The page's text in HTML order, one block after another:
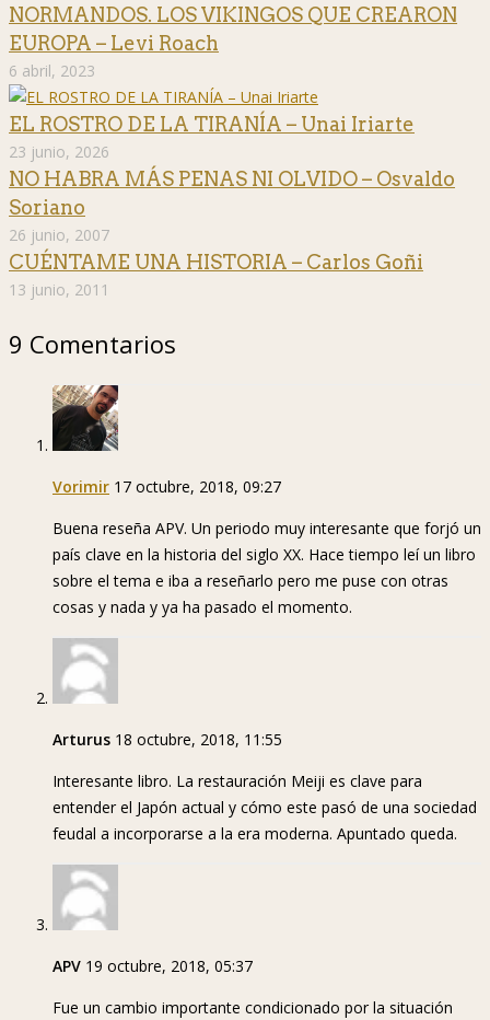
NORMANDOS. LOS VIKINGOS QUE CREARON
EUROPA – Levi Roach
6 abril, 2023
EL ROSTRO DE LA TIRANÍA – Unai Iriarte
23 junio, 2026
NO HABRA MÁS PENAS NI OLVIDO – Osvaldo
Soriano
26 junio, 2007
CUÉNTAME UNA HISTORIA – Carlos Goñi
13 junio, 2011
9 Comentarios
Vorimir 17 octubre, 2018, 09:27
Buena reseña APV. Un periodo muy interesante que forjó un
país clave en la historia del siglo XX. Hace tiempo leí un libro
sobre el tema e iba a reseñarlo pero me puse con otras
cosas y nada y ya ha pasado el momento.
Arturus 18 octubre, 2018, 11:55
Interesante libro. La restauración Meiji es clave para
entender el Japón actual y cómo este pasó de una sociedad
feudal a incorporarse a la era moderna. Apuntado queda.
APV 19 octubre, 2018, 05:37
Fue un cambio importante condicionado por la situación